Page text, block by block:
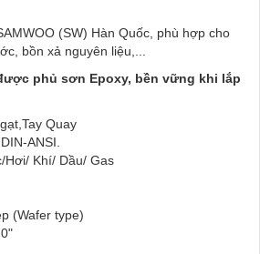
(SW) Hàn Quốc, phù hợp cho
bồn xả nguyên liệu,...
phủ sơn Epoxy, bền vững khi lắp
Quay
ANSI.
Hơi/ Khí/ Dầu/ Gas
(Wafer type)